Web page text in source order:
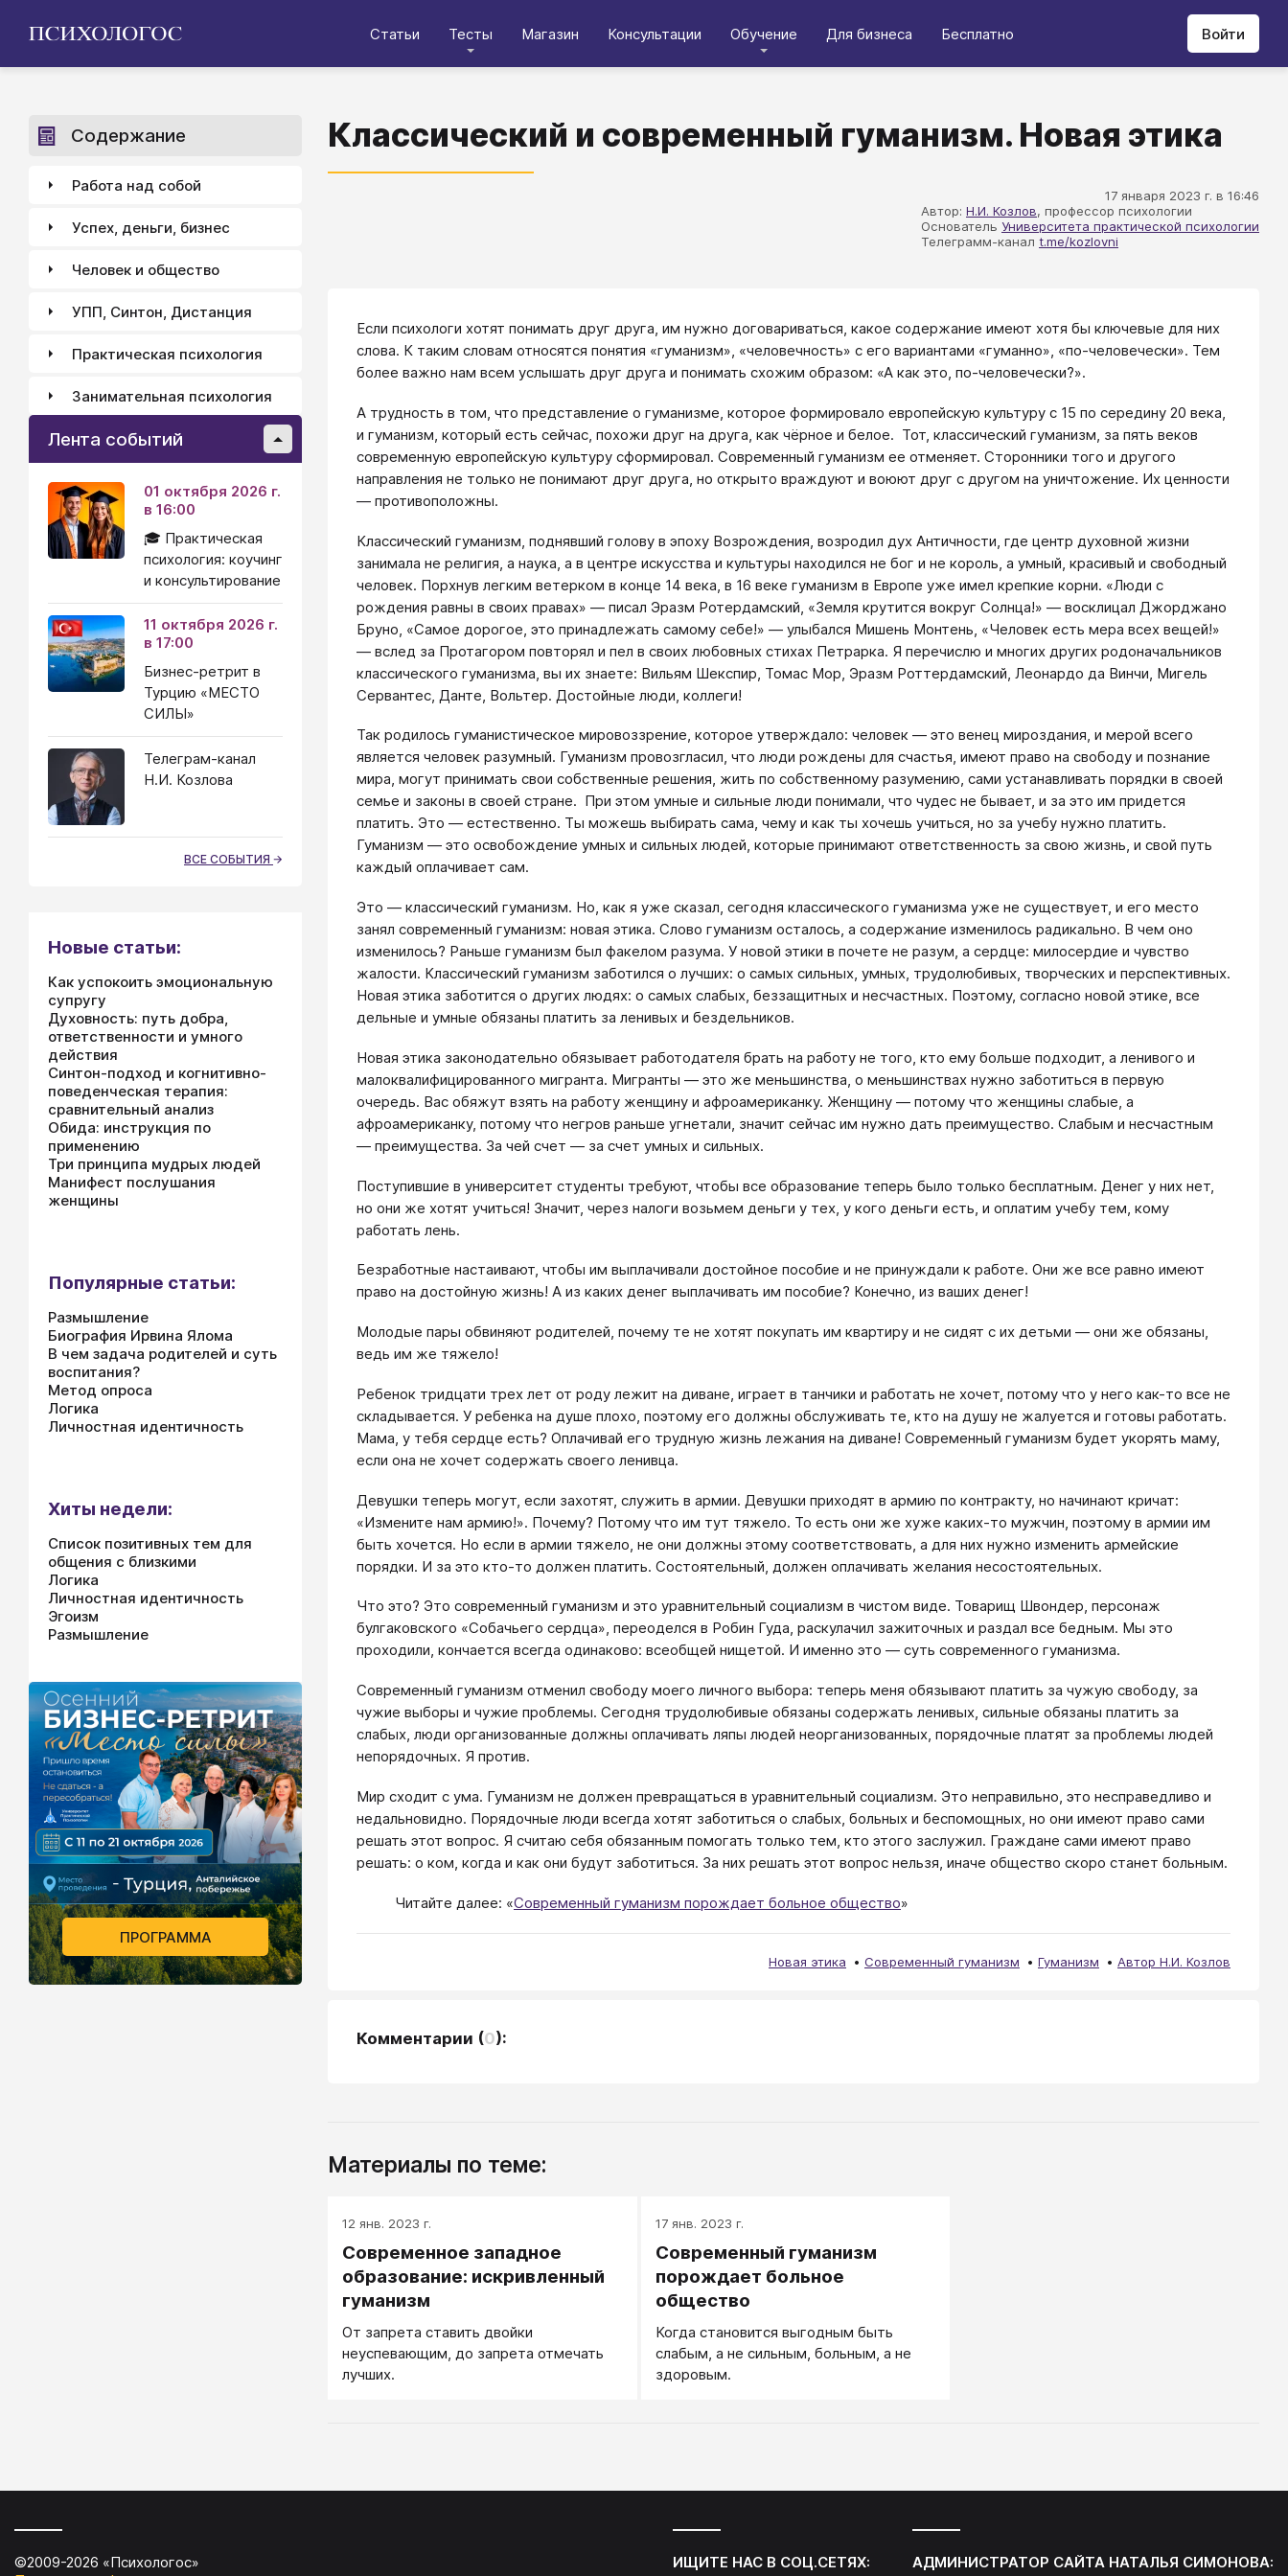
Статьи Тесты Магазин Консультации Обучение Для бизнеса Бесплатно Войти
Классический и современный гуманизм. Новая этика
17 января 2023 г. в 16:46
Автор: Н.И. Козлов, профессор психологии
Основатель Университета практической психологии
Телеграмм-канал t.me/kozlovni
Если психологи хотят понимать друг друга, им нужно договариваться, какое содержание имеют хотя бы ключевые для них
слова. К таким словам относятся понятия «гуманизм», «человечность» с его вариантами «гуманно», «по-человечески». Тем
более важно нам всем услышать друг друга и понимать схожим образом: «А как это, по-человечески?».
А трудность в том, что представление о гуманизме, которое формировало европейскую культуру с 15 по середину 20 века,
и гуманизм, который есть сейчас, похожи друг на друга, как чёрное и белое. Тот, классический гуманизм, за пять веков
современную европейскую культуру сформировал. Современный гуманизм ее отменяет. Сторонники того и другого
направления не только не понимают друг друга, но открыто враждуют и воюют друг с другом на уничтожение. Их ценности
— противоположны.
Классический гуманизм, поднявший голову в эпоху Возрождения, возродил дух Античности, где центр духовной жизни
занимала не религия, а наука, а в центре искусства и культуры находился не бог и не король, а умный, красивый и свободный
человек. Порхнув легким ветерком в конце 14 века, в 16 веке гуманизм в Европе уже имел крепкие корни. «Люди с
рождения равны в своих правах» — писал Эразм Ротердамский, «Земля крутится вокруг Солнца!» — восклицал Джорджано
Бруно, «Самое дорогое, это принадлежать самому себе!» — улыбался Мишень Монтень, «Человек есть мера всех вещей!»
— вслед за Протагором повторял и пел в своих любовных стихах Петрарка. Я перечислю и многих других родоначальников
классического гуманизма, вы их знаете: Вильям Шекспир, Томас Мор, Эразм Роттердамский, Леонардо да Винчи, Мигель
Сервантес, Данте, Вольтер. Достойные люди, коллеги!
Так родилось гуманистическое мировоззрение, которое утверждало: человек — это венец мироздания, и мерой всего
является человек разумный. Гуманизм провозгласил, что люди рождены для счастья, имеют право на свободу и познание
мира, могут принимать свои собственные решения, жить по собственному разумению, сами устанавливать порядки в своей
семье и законы в своей стране. При этом умные и сильные люди понимали, что чудес не бывает, и за это им придется
платить. Это — естественно. Ты можешь выбирать сама, чему и как ты хочешь учиться, но за учебу нужно платить.
Гуманизм — это освобождение умных и сильных людей, которые принимают ответственность за свою жизнь, и свой путь
каждый оплачивает сам.
Это — классический гуманизм. Но, как я уже сказал, сегодня классического гуманизма уже не существует, и его место
занял современный гуманизм: новая этика. Слово гуманизм осталось, а содержание изменилось радикально. В чем оно
изменилось? Раньше гуманизм был факелом разума. У новой этики в почете не разум, а сердце: милосердие и чувство
жалости. Классический гуманизм заботился о лучших: о самых сильных, умных, трудолюбивых, творческих и перспективных.
Новая этика заботится о других людях: о самых слабых, беззащитных и несчастных. Поэтому, согласно новой этике, все
дельные и умные обязаны платить за ленивых и бездельников.
Новая этика законодательно обязывает работодателя брать на работу не того, кто ему больше подходит, а ленивого и
малоквалифицированного мигранта. Мигранты — это же меньшинства, о меньшинствах нужно заботиться в первую
очередь. Вас обяжут взять на работу женщину и афроамериканку. Женщину — потому что женщины слабые, а
афроамериканку, потому что негров раньше угнетали, значит сейчас им нужно дать преимущество. Слабым и несчастным
— преимущества. За чей счет — за счет умных и сильных.
Поступившие в университет студенты требуют, чтобы все образование теперь было только бесплатным. Денег у них нет,
но они же хотят учиться! Значит, через налоги возьмем деньги у тех, у кого деньги есть, и оплатим учебу тем, кому
работать лень.
Безработные настаивают, чтобы им выплачивали достойное пособие и не принуждали к работе. Они же все равно имеют
право на достойную жизнь! А из каких денег выплачивать им пособие? Конечно, из ваших денег!
Молодые пары обвиняют родителей, почему те не хотят покупать им квартиру и не сидят с их детьми — они же обязаны,
ведь им же тяжело!
Ребенок тридцати трех лет от роду лежит на диване, играет в танчики и работать не хочет, потому что у него как-то все не
складывается. У ребенка на душе плохо, поэтому его должны обслуживать те, кто на душу не жалуется и готовы работать.
Мама, у тебя сердце есть? Оплачивай его трудную жизнь лежания на диване! Современный гуманизм будет укорять маму,
если она не хочет содержать своего ленивца.
Девушки теперь могут, если захотят, служить в армии. Девушки приходят в армию по контракту, но начинают кричат:
«Измените нам армию!». Почему? Потому что им тут тяжело. То есть они же хуже каких-то мужчин, поэтому в армии им
быть хочется. Но если в армии тяжело, не они должны этому соответствовать, а для них нужно изменить армейские
порядки. И за это кто-то должен платить. Состоятельный, должен оплачивать желания несостоятельных.
Что это? Это современный гуманизм и это уравнительный социализм в чистом виде. Товарищ Швондер, персонаж
булгаковского «Собачьего сердца», переоделся в Робин Гуда, раскулачил зажиточных и раздал все бедным. Мы это
проходили, кончается всегда одинаково: всеобщей нищетой. И именно это — суть современного гуманизма.
Современный гуманизм отменил свободу моего личного выбора: теперь меня обязывают платить за чужую свободу, за
чужие выборы и чужие проблемы. Сегодня трудолюбивые обязаны содержать ленивых, сильные обязаны платить за
слабых, люди организованные должны оплачивать ляпы людей неорганизованных, порядочные платят за проблемы людей
непорядочных. Я против.
Мир сходит с ума. Гуманизм не должен превращаться в уравнительный социализм. Это неправильно, это несправедливо и
недальновидно. Порядочные люди всегда хотят заботиться о слабых, больных и беспомощных, но они имеют право сами
решать этот вопрос. Я считаю себя обязанным помогать только тем, кто этого заслужил. Граждане сами имеют право
решать: о ком, когда и как они будут заботиться. За них решать этот вопрос нельзя, иначе общество скоро станет больным.
Читайте далее: «Современный гуманизм порождает больное общество»
Новая этика Современный гуманизм Гуманизм Автор Н.И. Козлов
Комментарии (0):
Материалы по теме:
12 янв. 2023 г.
Современное западное
образование: искривленный
гуманизм
От запрета ставить двойки
неуспевающим, до запрета отмечать
лучших.
17 янв. 2023 г.
Современный гуманизм
порождает больное
общество
Когда становится выгодным быть
слабым, а не сильным, больным, а не
Содержание
Работа над собой
Успех, деньги, бизнес
Человек и общество
УПП, Синтон, Дистанция
Практическая психология
Занимательная психология
Лента событий
01 октября 2026 г.
в 16:00
🎓 Практическая
психология: коучинг
и консультирование
11 октября 2026 г.
в 17:00
Бизнес-ретрит в
Турцию «МЕСТО
СИЛЫ»
Телеграм-канал
Н.И. Козлова
ВСЕ СОБЫТИЯ
Новые статьи:
Как успокоить эмоциональную
супругу
Духовность: путь добра,
ответственности и умного
действия
Синтон-подход и когнитивно-
поведенческая терапия:
сравнительный анализ
Обида: инструкция по
применению
Три принципа мудрых людей
Манифест послушания
женщины
Популярные статьи:
Размышление
Биография Ирвина Ялома
В чем задача родителей и суть
воспитания?
Метод опроса
Логика
Личностная идентичность
Хиты недели:
Список позитивных тем для
общения с близкими
Логика
Личностная идентичность
Эгоизм
Размышление
ПРОГРАММА
©2009-2026 «Психологос»
ИЩИТЕ НАС В СОЦ.СЕТЯХ: АДМИНИСТРАТОР САЙТА НАТАЛЬЯ СИМОНОВА: